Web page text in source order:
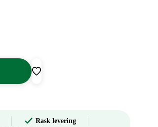
Rask levering